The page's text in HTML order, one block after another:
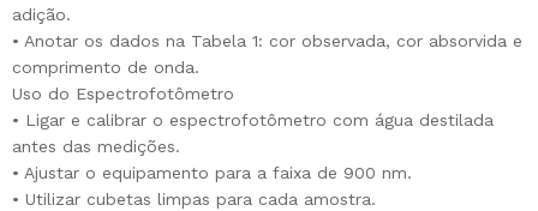
adição.
• Anotar os dados na Tabela 1: cor observada, cor absorvida e
comprimento de onda.
Uso do Espectrofotômetro
• Ligar e calibrar o espectrofotômetro com água destilada
antes das medições.
• Ajustar o equipamento para a faixa de 900 nm.
• Utilizar cubetas limpas para cada amostra.